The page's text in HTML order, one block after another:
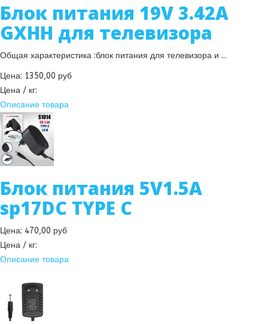
Блок питания 19V 3.42A
GXHH для телевизора
Общая характеристика :блок питания для телевизора и ...
Цена: 1350,00 руб
Цена / кг:
Описание товара
Блок питания 5V1.5A
sp17DC TYPE C
Цена: 470,00 руб
Цена / кг:
Описание товара